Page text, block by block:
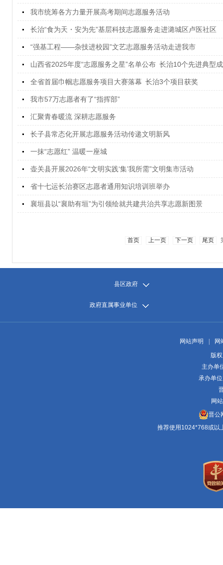
我市统筹各方力量开展高考期间志愿服务活动
长治“食为天・安为先”基层科技志愿服务走进潞城区卢医社区
“强基工程——杂技进校园”文艺志愿服务活动走进我市
山西省2025年度“志愿服务之星”名单公布 长治10个先进典型
全省首届巾帼志愿服务项目大赛落幕 长治3个项目获奖
我市57万志愿者有了“指挥部”
汇聚青春暖流 深耕志愿服务
长子县常态化开展志愿服务活动传递文明新风
一抹“志愿红” 温暖一座城
壶关县开展2026年“文明实践‘集’我所需”文明集市活动
省十七运长治赛区志愿者通用知识培训班举办
襄垣县以“襄助有垣”为引领绘就共建共治共享志愿新图景
首页 上一页 下一页 尾页
县区政府
政府直属事业单位
网站声明
网
版
主办单
承办单
网
晋公
推荐使用1024*768或以